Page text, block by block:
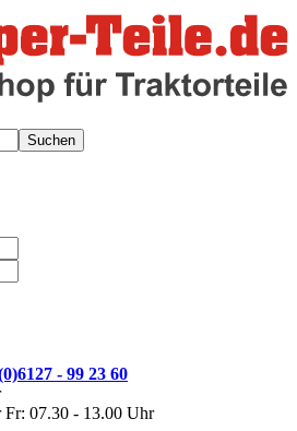
Suchen
- 99 23 60
Fr: 07.30 - 13.00 Uhr